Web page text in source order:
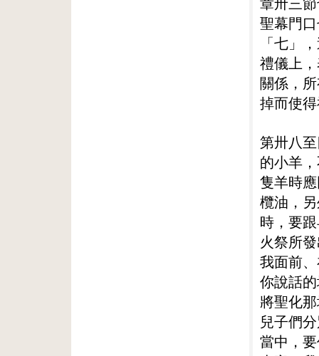
聖幕門
「七」
禮儀上
關係，
掉而使
第卅八
的小羊
隻羊時
欖油，
時，要
火祭所
我面前
你說話
將聖化
兒子們
當中，